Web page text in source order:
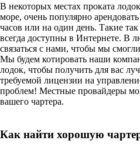
В некоторых местах проката
море, очень популярно
часов или на один день. Такие
всегда доступны в Интернете. В
связаться с нами, чтобы мы
Мы будем котировать наши
лодок, чтобы получить для вас
требуемой лицензии на
проблем! Местные провайдеры
вашего чартера.
Как найти хорошую